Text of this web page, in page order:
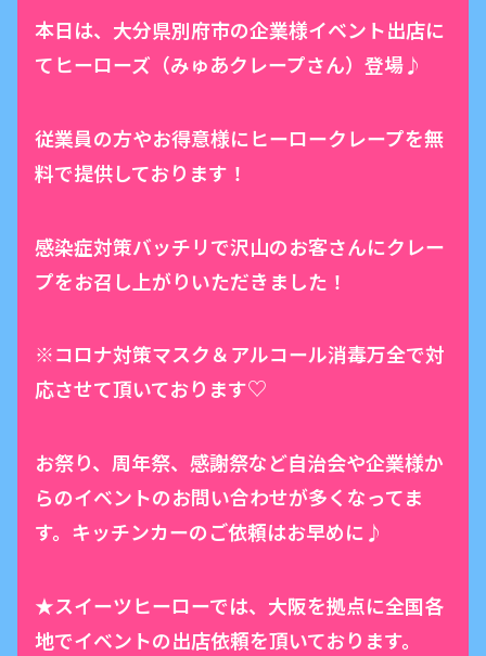
本日は、大分県別府市の企業様イベント出店に
てヒーローズ（みゅあクレープさん）登場♪
従業員の方やお得意様にヒーロークレープを無
料で提供しております！
感染症対策バッチリで沢山のお客さんにクレー
プをお召し上がりいただきました！
※コロナ対策マスク＆アルコール消毒万全で対
応させて頂いております♡
お祭り、周年祭、感謝祭など自治会や企業様か
らのイベントのお問い合わせが多くなってま
す。キッチンカーのご依頼はお早めに♪
★スイーツヒーローでは、大阪を拠点に全国各
地でイベントの出店依頼を頂いております。